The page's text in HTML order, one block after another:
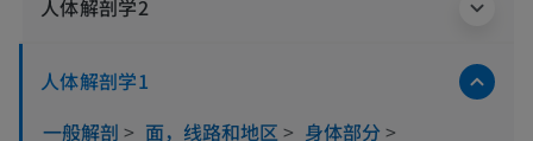
人体解剖学2
人体解剖学1
一般解剖 > 面，线路和地区 > 身体部分 >